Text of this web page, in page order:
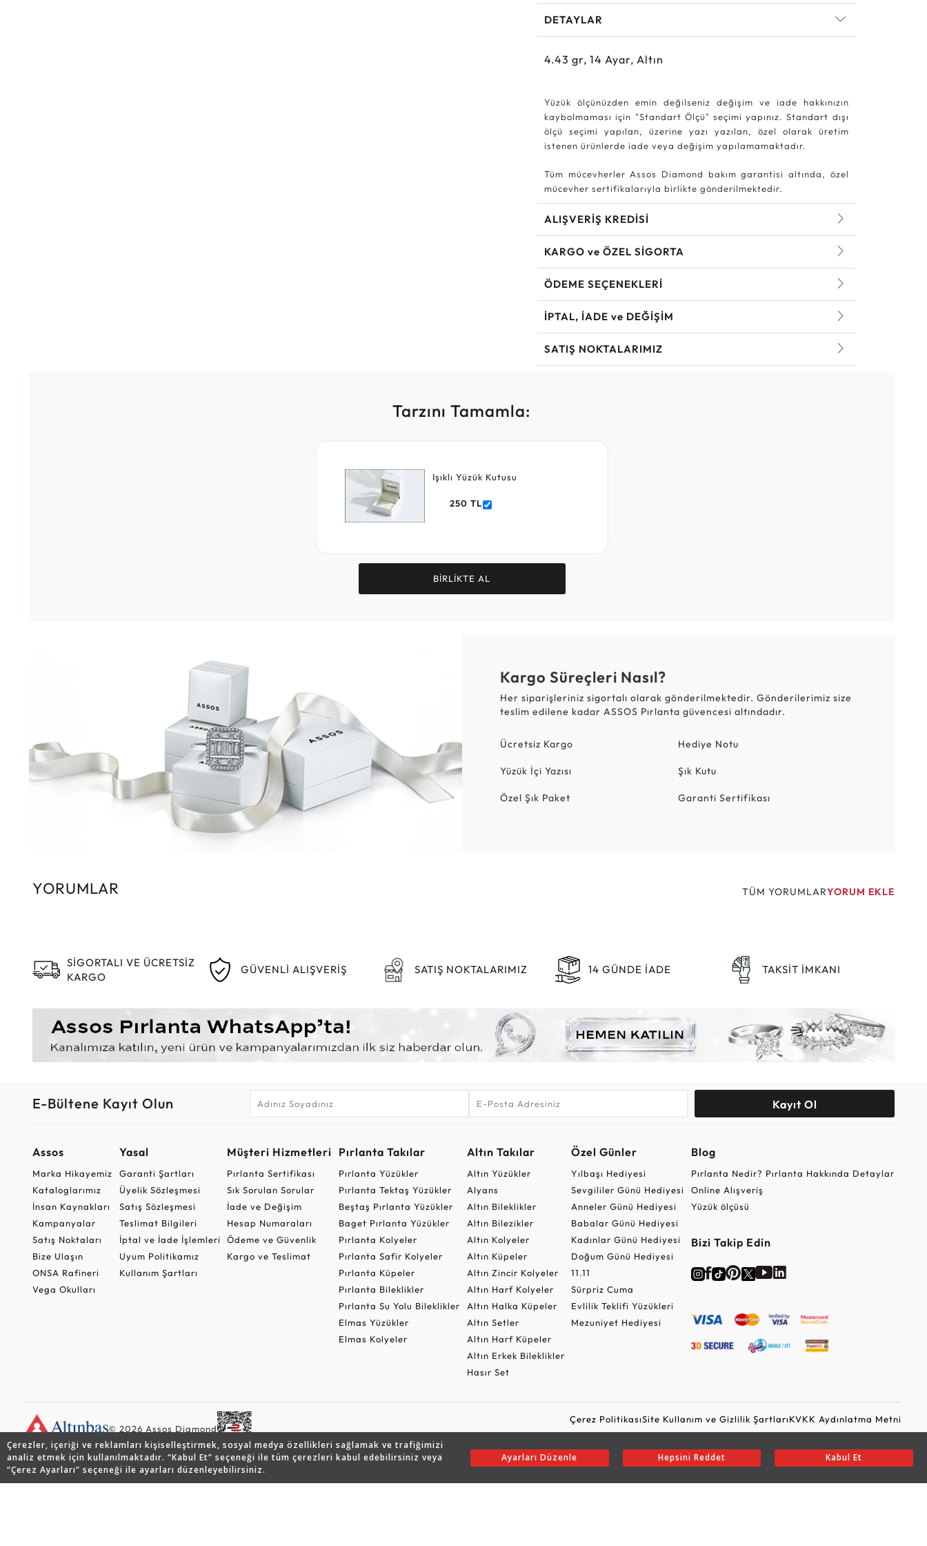
Çerezler, içeriği ve reklamları kişiselleştirmek, sosyal medya özellikleri sağlamak ve trafiğimizi
analiz etmek için kullanılmaktadır. “Kabul Et” seçeneği ile tüm çerezleri kabul edebilirsiniz veya
“Çerez Ayarları” seçeneği ile ayarları düzenleyebilirsiniz.
Ayarları Düzenle Hepsini Reddet Kabul Et
DETAYLAR
4.43gr,14Ayar, Altın
Yüzük ölçünüzden emin değilseniz değişim ve iade hakkınızın
kaybolmaması için "Standart Ölçü" seçimi yapınız. Standart dışı
ölçü seçimi yapılan, üzerine yazı yazılan, özel olarak üretim
istenen ürünlerde iade veya değişim yapılamamaktadır.
Tüm mücevherler Assos Diamond bakım garantisi altında, özel
mücevher sertifikalarıyla birlikte gönderilmektedir.
ALIŞVERİŞ KREDİSİ
KARGO ve ÖZEL SİGORTA
ÖDEME SEÇENEKLERİ
İPTAL, İADE ve DEĞİŞİM
SATIŞ NOKTALARIMIZ
Tarzını Tamamla:
Işıklı Yüzük Kutusu
250 TL
BİRLİKTE AL
Kargo Süreçleri Nasıl?
Her siparişleriniz sigortalı olarak gönderilmektedir. Gönderilerimiz size
teslim edilene kadar ASSOS Pırlanta güvencesi altındadır.
Ücretsiz Kargo Hediye Notu
Yüzük İçi Yazısı Şık Kutu
Özel Şık Paket Garanti Sertifikası
YORUMLAR TÜM YORUMLARYORUM EKLE
SİGORTALI VE ÜCRETSİZ
KARGO
GÜVENLİ ALIŞVERİŞ SATIŞ NOKTALARIMIZ 14 GÜNDE İADE TAKSİT İMKANI
E-Bültene Kayıt Olun Kayıt Ol
Assos
Marka Hikayemiz
Kataloglarımız
İnsan Kaynakları
Kampanyalar
Satış Noktaları
Bize Ulaşın
ONSA Rafineri
Vega Okulları
Yasal
Garanti Şartları
Üyelik Sözleşmesi
Satış Sözleşmesi
Teslimat Bilgileri
İptal ve İade İşlemleri
Uyum Politikamız
Kullanım Şartları
Müşteri Hizmetleri
Pırlanta Sertifikası
Sık Sorulan Sorular
İade ve Değişim
Hesap Numaraları
Ödeme ve Güvenlik
Kargo ve Teslimat
Pırlanta Takılar
Pırlanta Yüzükler
Pırlanta Tektaş Yüzükler
Beştaş Pırlanta Yüzükler
Baget Pırlanta Yüzükler
Pırlanta Kolyeler
Pırlanta Safir Kolyeler
Pırlanta Küpeler
Pırlanta Bileklikler
Pırlanta Su Yolu Bileklikler
Elmas Yüzükler
Elmas Kolyeler
Altın Takılar
Altın Yüzükler
Alyans
Altın Bileklikler
Altın Bilezikler
Altın Kolyeler
Altın Küpeler
Altın Zincir Kolyeler
Altın Harf Kolyeler
Altın Halka Küpeler
Altın Setler
Altın Harf Küpeler
Altın Erkek Bileklikler
Hasır Set
Özel Günler
Yılbaşı Hediyesi
Sevgililer Günü Hediyesi
Anneler Günü Hediyesi
Babalar Günü Hediyesi
Kadınlar Günü Hediyesi
Doğum Günü Hediyesi
11.11
Sürpriz Cuma
Evlilik Teklifi Yüzükleri
Mezuniyet Hediyesi
Blog
Pırlanta Nedir? Pırlanta Hakkında Detaylar
Online Alışveriş
Yüzük ölçüsü
Bizi Takip Edin
© 2026 Assos Diamond
Çerez PolitikasıSite Kullanım ve Gizlilik ŞartlarıKVKK Aydınlatma Metni